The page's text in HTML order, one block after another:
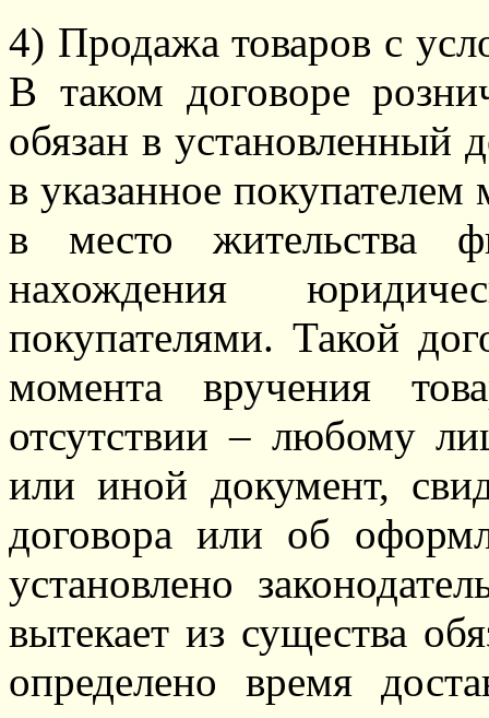
4) Продажа товаров с
В таком договоре
обязан в установленный
в указанное покупателем
в место жительства
нахождения
покупателями. Такой
момента вручения
отсутствии – любому
или иной документ,
договора или об
установлено
вытекает из существа
определено время